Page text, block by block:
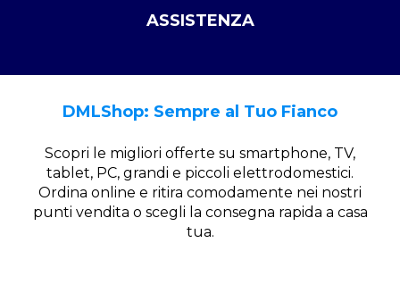
ASSISTENZA
DMLShop: Sempre al Tuo Fianco
Scopri le migliori offerte su smartphone, TV,
tablet, PC, grandi e piccoli elettrodomestici.
Ordina online e ritira comodamente nei nostri
punti vendita o scegli la consegna rapida a casa
tua.